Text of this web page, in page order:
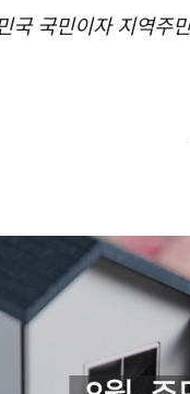
국 국민이자 지역주